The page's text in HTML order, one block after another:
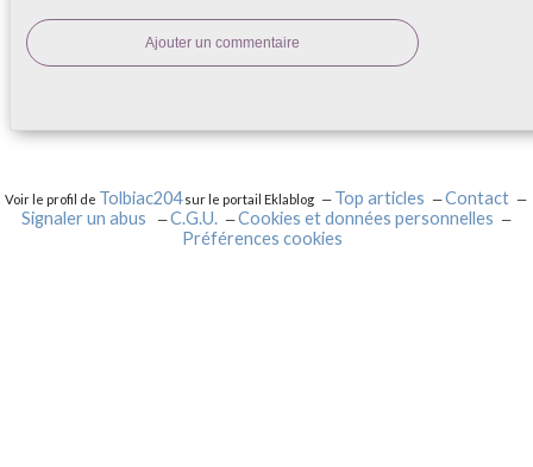
Ajouter un commentaire
Voir le profil de Tolbiac204sur le portail Eklablog Top articles
Contact
Signaler un abus
C.G.U.
Cookies et données personnelles
Préférences cookies